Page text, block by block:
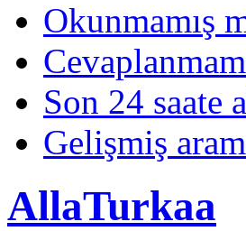
Okunmamış
Son 24 saate
Gelişmiş
AllaTurkaa